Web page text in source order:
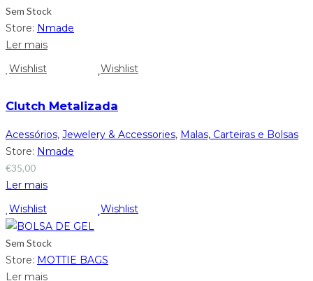
Sem Stock
Store: Nmade
Ler mais
Wishlist
Wishlist
Clutch Metalizada
Acessórios, Jewelery & Accessories, Malas, Carteiras e Bolsas
Store: Nmade
€35,00
Ler mais
Wishlist
Wishlist
Sem Stock
Store: MOTTIE BAGS
Ler mais